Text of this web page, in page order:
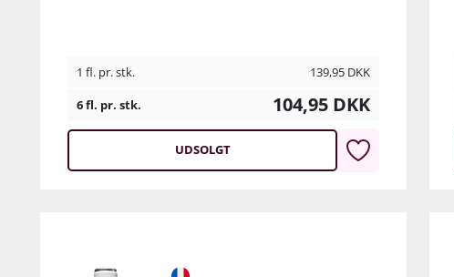
1 fl. pr. stk. 139,95 DKK
6 fl. pr. stk.
104,95 DKK
UDSOLGT